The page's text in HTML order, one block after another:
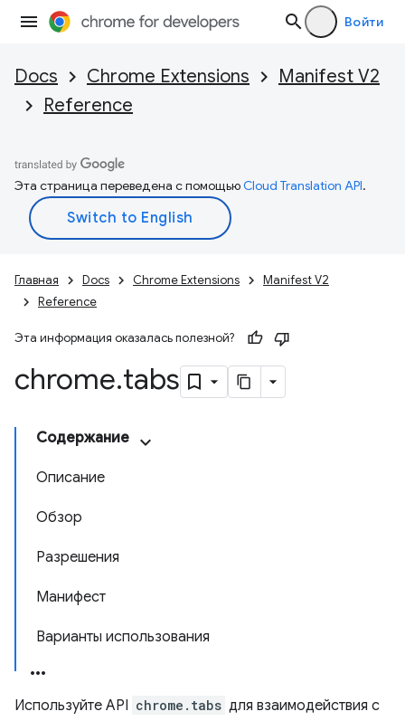
Войти
Docs Chrome Extensions
Manifest V2
Reference
Эта страница переведена с помощьюCloud Translation API.
Главная Docs Chrome Extensions
Manifest V2
Reference
Эта информация оказалась полезной?
chrome.tabs
Содержание
Описание
Обзор
Разрешения
Манифест
Варианты использования
Используйте API chrome.tabs для взаимодействия с